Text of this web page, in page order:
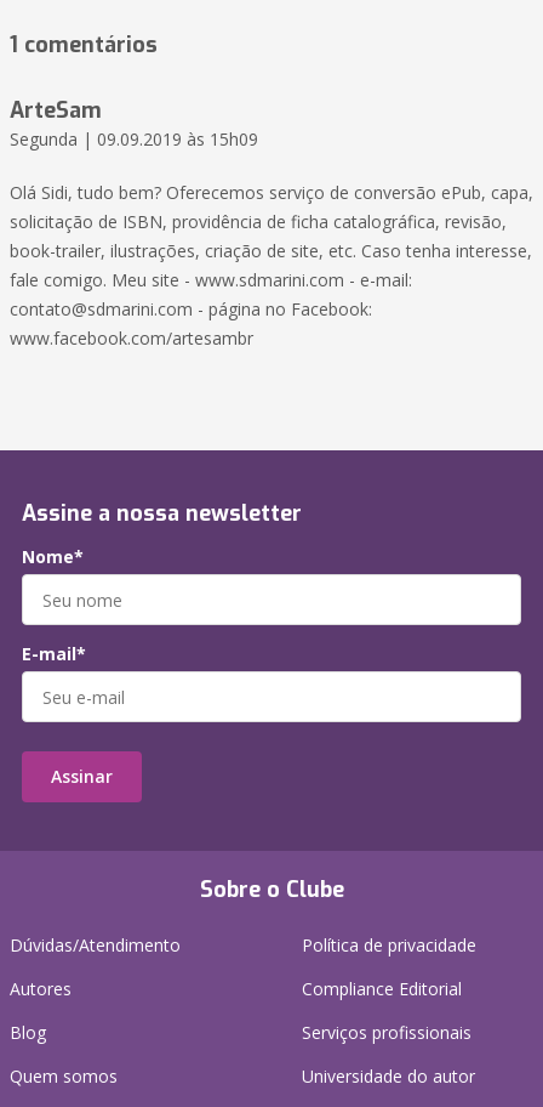
1 comentários
ArteSam
Segunda | 09.09.2019 às 15h09
Olá Sidi, tudo bem? Oferecemos serviço de conversão ePub, capa,
solicitação de ISBN, providência de ficha catalográfica, revisão,
book-trailer, ilustrações, criação de site, etc. Caso tenha interesse,
fale comigo. Meu site - www.sdmarini.com - e-mail:
contato@sdmarini.com - página no Facebook:
www.facebook.com/artesambr
Sobre o Clube
Dúvidas/Atendimento
Autores
Blog
Quem somos
Política de privacidade
Compliance Editorial
Serviços profissionais
Universidade do autor
Assine a nossa newsletter
Nome*
E-mail*
Assinar